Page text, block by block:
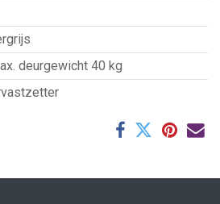
deurgewicht 40 kg